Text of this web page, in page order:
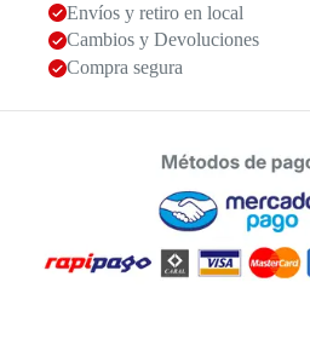
Envíos y retiro en local
Cambios y Devoluciones
Compra segura